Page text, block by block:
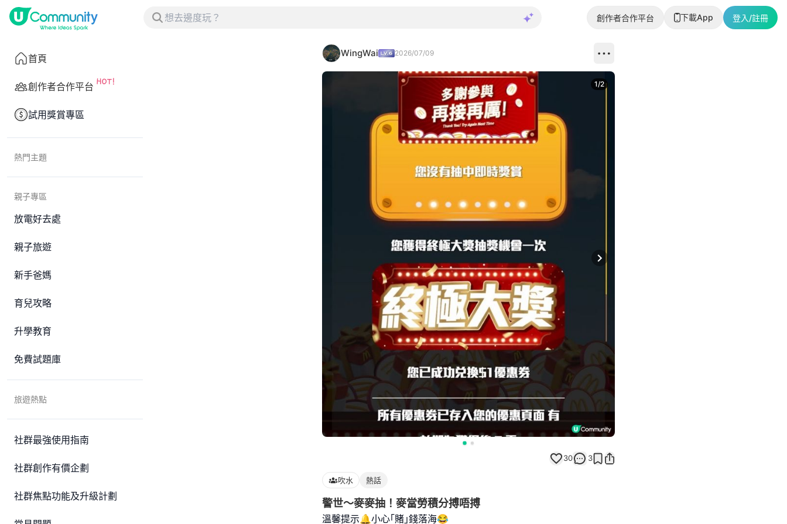
創作者合作平台 下載App 登入/註冊
首頁
創作者合作平台
試用獎賞專區
熱門主題
親子專區
放電好去處
親子旅遊
新手爸媽
育兒攻略
升學教育
免費試題庫
旅遊熱點
社群最強使用指南
社群創作有價企劃
社群焦點功能及升級計劃
WingWai 2026/07/09
Next slide
1/2
30 3
吹水 熱話
警世～麥麥抽！麥當勞積分搏唔搏
溫馨提示🔔小心｢賭｣錢落海😂